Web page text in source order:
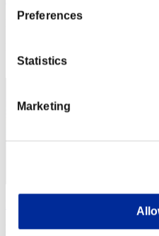
Preferences
Statistics
Marketing
Punteggio:Lv:1/02'46"90
3
Punteggio:Lv:1/03'15"07